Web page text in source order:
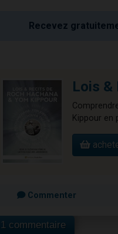
Recevez
Lois &
Kippour en
Commenter
1 commentaire